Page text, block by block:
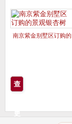
南京紫金别墅区订购的
查
更